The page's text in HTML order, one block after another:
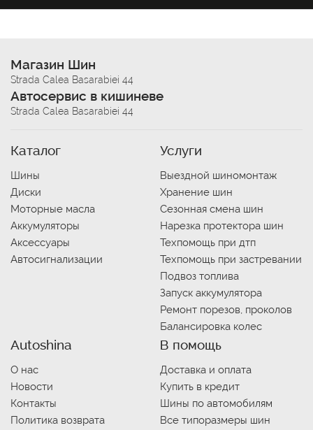
Магазин Шин
Strada Calea Basarabiei 44
Автосервис в кишиневе
Strada Calea Basarabiei 44
Каталог
Шины
Диски
Моторные масла
Аккумуляторы
Аксессуары
Автосигнализации
Услуги
Выездной шиномонтаж
Хранение шин
Сезонная смена шин
Нарезка протектора шин
Техпомощь при дтп
Техпомощь при застревании
Подвоз топлива
Запуск аккумулятора
Ремонт порезов, проколов
Балансировка колес
Autoshina
О нас
Новости
Контакты
Политика возврата
В помощь
Доставка и оплата
Купить в кредит
Шины по автомобилям
Все типоразмеры шин